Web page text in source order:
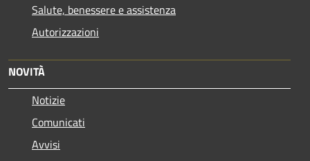
Salute, benessere e assistenza
Autorizzazioni
NOVITÀ
Notizie
Comunicati
Avvisi